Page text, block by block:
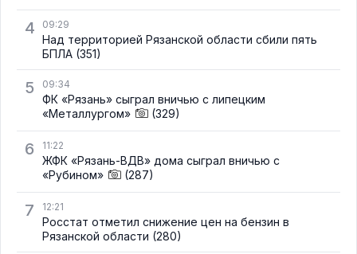
4 09:29
Над территорией Рязанской области сбили пять
БПЛА (351)
5 09:34
ФК «Рязань» сыграл вничью с липецким
«Металлургом»
(329)
6 11:22
ЖФК «Рязань-ВДВ» дома сыграл вничью с
«Рубином»
(287)
7 12:21
Росстат отметил снижение цен на бензин в
Рязанской области (280)